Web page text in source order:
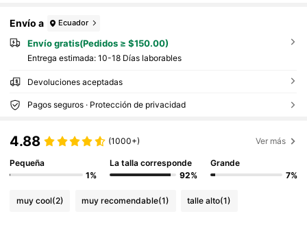
Envío a Ecuador
Envío gratis(Pedidos ≥ $150.00)
Entrega estimada: 10-18 Días laborables
Devoluciones aceptadas
Pagos seguros · Protección de privacidad
4.88 (1000+) Ver más
Pequeña
1%
La talla corresponde
92%
Grande
7%
muy cool(2) muy recomendable(1) talle alto(1)